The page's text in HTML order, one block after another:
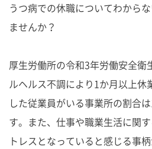
うつ病での休職についてわから
ませんか？
厚生労働所の令和3年労働安全衛
ルヘルス不調により1か月以上休
した従業員がいる事業所の割合
す。また、仕事や職業生活に関
トレスとなっていると感じる事